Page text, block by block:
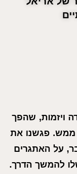
ויזמות, שהפך
ממש. פגשנו את
על האתגרים
להמשך הדרך.